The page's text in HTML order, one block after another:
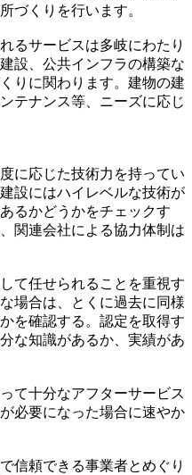
づくりを行います。
るサービスは多岐にわたり
設、公共インフラの構築な
りに関わります。建物の建
テナンス等、ニーズに応じ
に応じた技術力を持ってい
設にはハイレベルな技術が
るかどうかをチェックす
関連会社による協力体制は
て任せられることを重視す
場合は、とくに過去に同様
を確認する。認定を取得す
な知識があるか、実績があ
て十分なアフターサービス
必要になった場合に速やか
信頼できる事業者とめぐり